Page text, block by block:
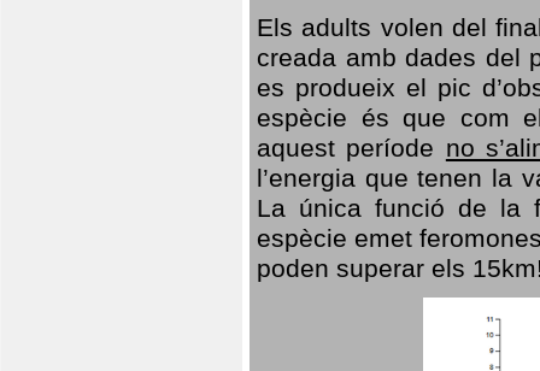
Els adults volen del
creada amb dades del
es produeix el pic
espècie és que com
aquest període no
l’energia que tenen la
La única funció de la
espècie emet
poden superar els